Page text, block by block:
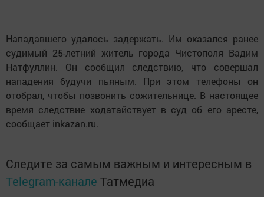
Нападавшего удалось задержать. Им оказался ранее
судимый 25-летний житель города Чистополя Вадим
Натфуллин. Он сообщил следствию, что совершал
нападения будучи пьяным. При этом телефоны он
отобрал, чтобы позвонить сожительнице. В настоящее
время следствие ходатайствует в суд об его аресте,
сообщает inkazan.ru.
Следите за самым важным и интересным в
Telegram-канале Татмедиа